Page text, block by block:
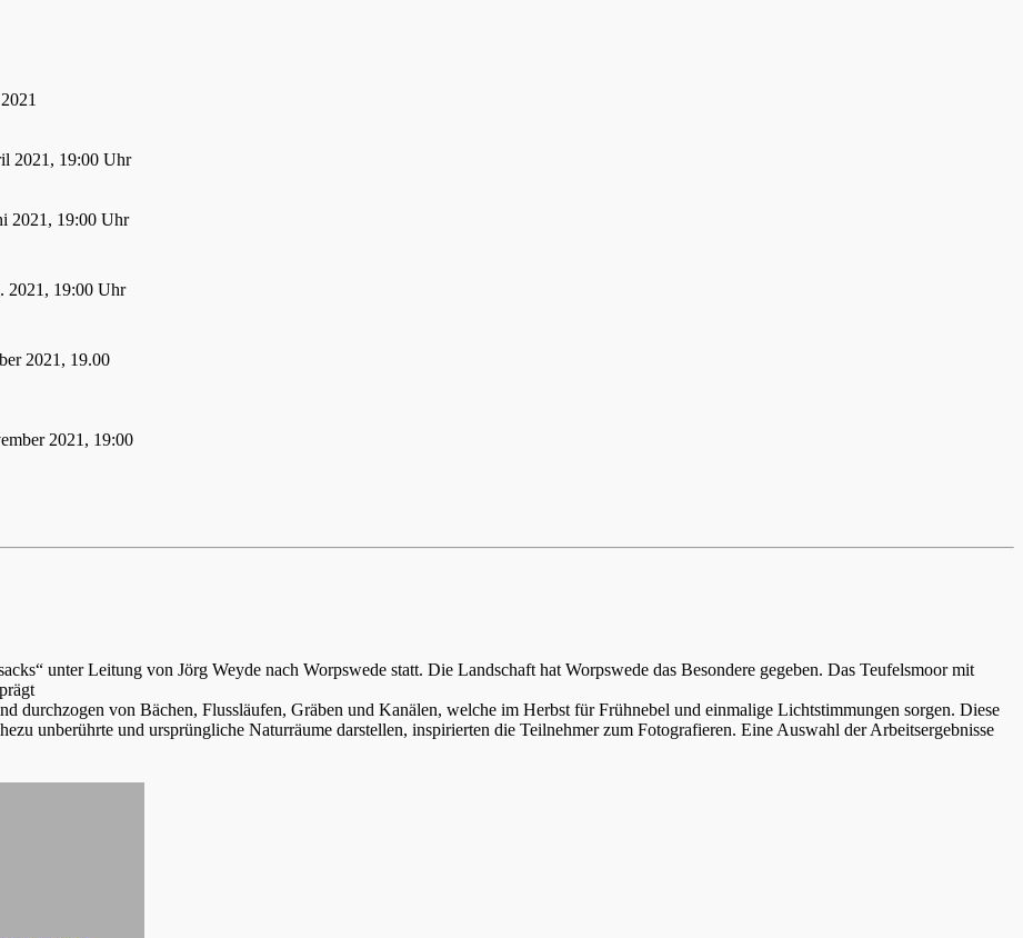
2021, 19:00 Uhr
2021, 19:00 Uhr
2021, 19:00 Uhr
2021, 19.00
2021, 19:00
unter Leitung von Jörg Weyde nach Worpswede statt. Die Landschaft hat Worpswede das Besondere gegeben. Das Teufelsmoor mit
durchzogen von Bächen, Flussläufen, Gräben und Kanälen, welche im Herbst für Frühnebel und einmalige Lichtstimmungen sorgen. Diese
unberührte und ursprüngliche Naturräume darstellen, inspirierten die Teilnehmer zum Fotografieren. Eine Auswahl der Arbeitsergebnisse